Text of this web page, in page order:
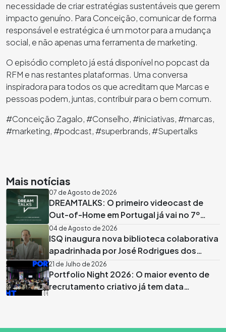
necessidade de criar estratégias sustentáveis que gerem
impacto genuíno. Para Conceição, comunicar de forma
responsável e estratégica é um motor para a mudança
social, e não apenas uma ferramenta de marketing.
O episódio completo já está disponível no popcast da
RFM e nas restantes plataformas. Uma conversa
inspiradora para todos os que acreditam que Marcas e
pessoas podem, juntas, contribuir para o bem comum.
#Conceição Zagalo, #Conselho, #iniciativas, #marcas,
#marketing, #podcast, #superbrands, #Supertalks
Mais notícias
07 de Agosto de 2026
DREAMTALKS: O primeiro videocast de
Out-of-Home em Portugal já vai no 7º
episódio
04 de Agosto de 2026
ISQ inaugura nova biblioteca colaborativa
apadrinhada por José Rodrigues dos
Santos
21 de Julho de 2026
Portfolio Night 2026: O maior evento de
recrutamento criativo já tem data